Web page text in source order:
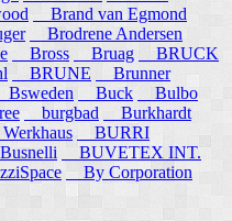
Brand van Egmond
Brodrene Andersen
Bross Bruag
BRUCK
BRUNE
Brunner
Bsweden Buck
Bulbo
burgbad
Burkhardt
BURRI
BUVETEX INT.
By Corporation